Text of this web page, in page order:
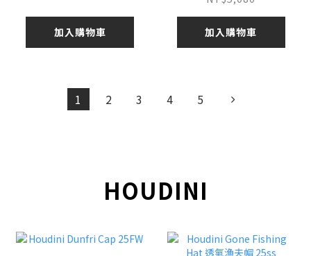
加入購物車 加入購物車
1 2 3 4 5
HOUDINI